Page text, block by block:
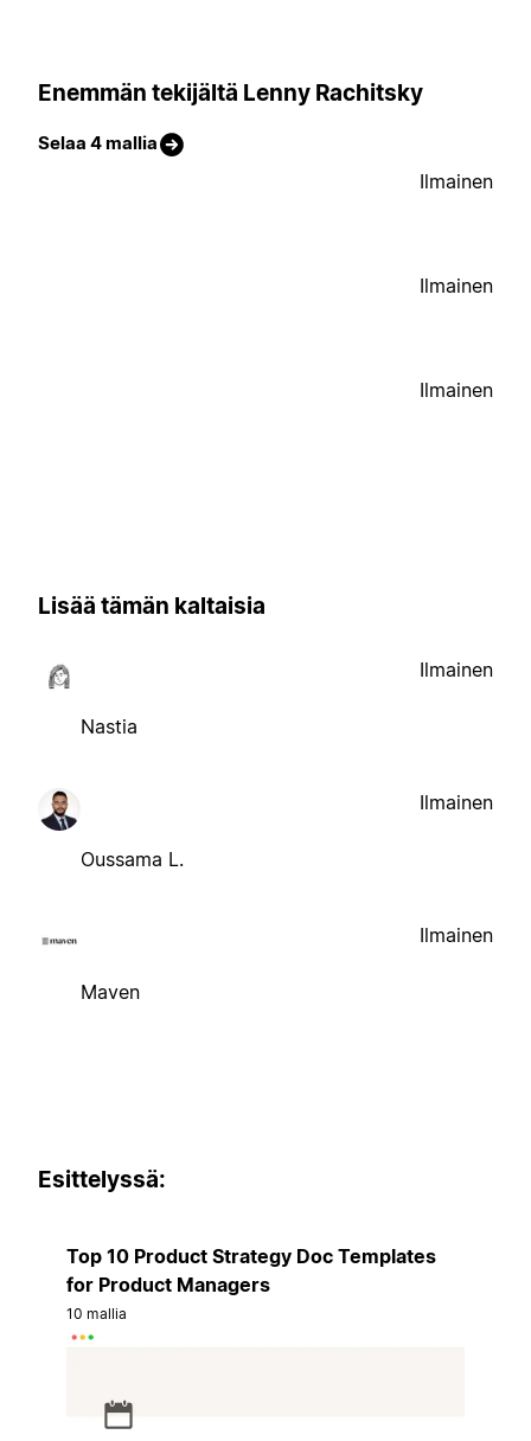
Enemmän tekijältä Lenny Rachitsky
Selaa 4 mallia
Ilmainen
Ilmainen
Ilmainen
Lisää tämän kaltaisia
Nastia
Ilmainen
Oussama L.
Ilmainen
Maven
Ilmainen
Esittelyssä:
Top 10 Product Strategy Doc Templates
for Product Managers
10 mallia